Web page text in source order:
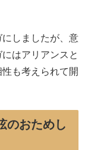
しましたが、意
はアリアンスと
も考えられて開
のおためし